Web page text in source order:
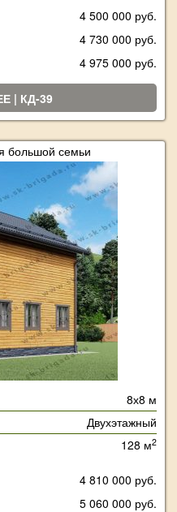
4 500 000 руб.
4 730 000 руб.
4 975 000 руб.
| КД-39
большой семьи
8х8 м
Двухэтажный
128 м2
4 810 000 руб.
5 060 000 руб.